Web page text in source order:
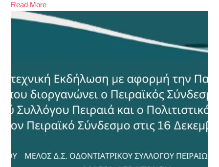
Read More